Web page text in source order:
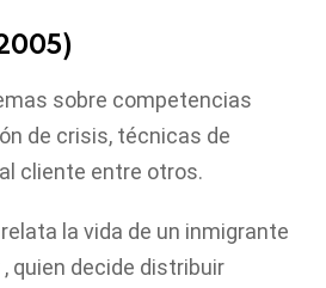
sobre competencias
de crisis, técnicas de
cliente entre otros.
la vida de un inmigrante
, quien decide distribuir